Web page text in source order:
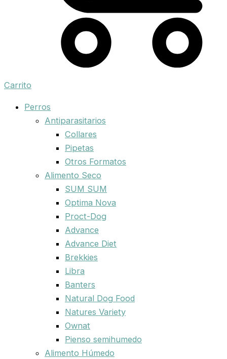
Carrito
Perros
Antiparasitarios
Collares
Pipetas
Otros Formatos
Alimento Seco
SUM SUM
Optima Nova
Proct-Dog
Advance
Advance Diet
Brekkies
Libra
Banters
Natural Dog Food
Natures Variety
Ownat
Pienso semihumedo
Alimento Húmedo